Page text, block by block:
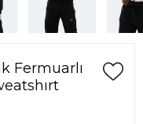
Fermuarlı